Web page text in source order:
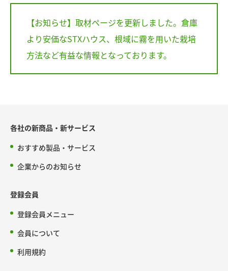
【お知らせ】取材ページを更新しました。倉庫
より安価なSTXハウス、根域に霧を用いた栽培
方法など有益な情報となっております。
各社の新商品・新サービス
おすすめ製品・サービス
企業からのお知らせ
登録会員
登録会員メニュー
会員について
利用規約